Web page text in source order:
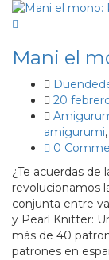
Mani el
20
amigurumi,
0
¿Te acuerdas de
revolucionamos
conjunta entre
y Pearl Knitter:
más de 40
patrones en